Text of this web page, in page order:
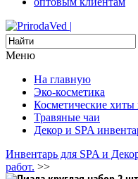
Меню
На главную
Эко-косметика
Косметические хиты
Травяные чаи
Декор и SPA
Инвентарь для SPA и
работ. >>